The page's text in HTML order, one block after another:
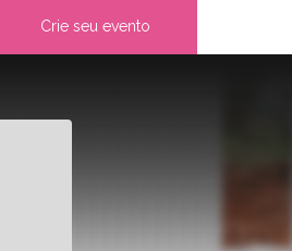
Crie seu evento